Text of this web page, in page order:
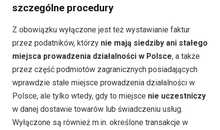
szczególne procedury
Z obowiązku wyłączone jest też wystawianie faktur
przez podatników, którzy nie mają siedziby ani stałego
miejsca prowadzenia działalności w Polsce, a także
przez część podmiotów zagranicznych posiadających
wprawdzie stałe miejsce prowadzenia działalności w
Polsce, ale tylko wtedy, gdy to miejsce nie uczestniczy
w danej dostawie towarów lub świadczeniu usług.
Wyłączone są również m.in. określone transakcje w